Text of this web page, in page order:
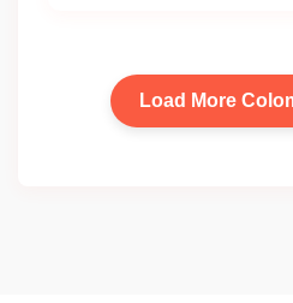
Load More